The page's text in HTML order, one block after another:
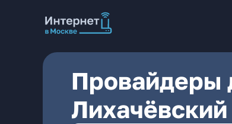
Провайдеры